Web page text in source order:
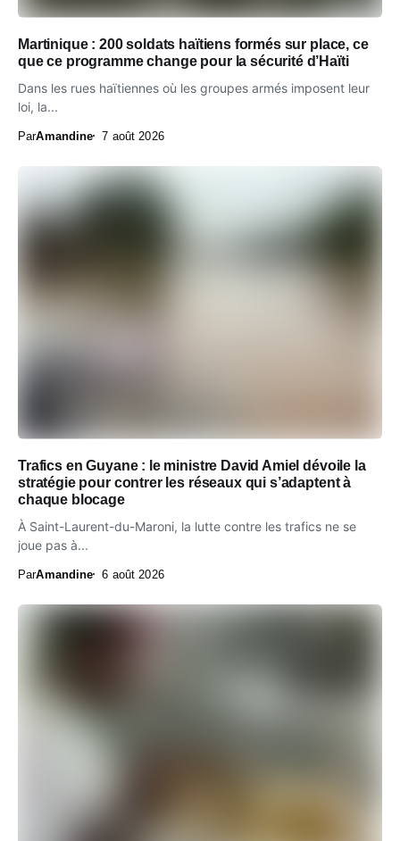
Martinique : 200 soldats haïtiens formés sur place, ce
que ce programme change pour la sécurité d’Haïti
Dans les rues haïtiennes où les groupes armés imposent leur
loi, la...
ParAmandine 7 août 2026
Trafics en Guyane : le ministre David Amiel dévoile la
stratégie pour contrer les réseaux qui s’adaptent à
chaque blocage
À Saint-Laurent-du-Maroni, la lutte contre les trafics ne se
joue pas à...
ParAmandine 6 août 2026